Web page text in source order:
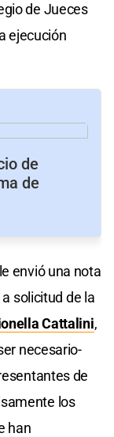
de Jueces
ejecución
de
de
envió una nota
a solicitud de la
Cattalini,
necesario-
de
los
han